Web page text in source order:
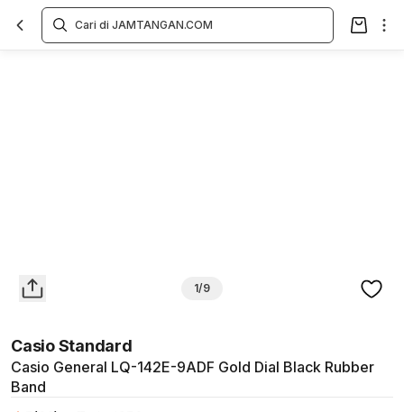
1/9
Casio Standard
Casio General LQ-142E-9ADF Gold Dial Black Rubber
Band